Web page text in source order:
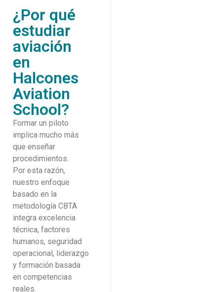
¿Por qué
estudiar
aviación
en
Halcones
Aviation
School?
Formar un piloto
implica mucho más
que enseñar
procedimientos.
Por esta razón,
nuestro enfoque
basado en la
metodología CBTA
integra excelencia
técnica, factores
humanos, seguridad
operacional, liderazgo
y formación basada
en competencias
reales.